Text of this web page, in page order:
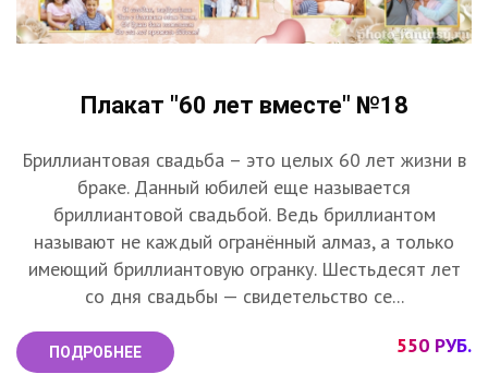
Плакат "60 лет вместе" №18
Бриллиантовая свадьба – это целых 60 лет жизни в
браке. Данный юбилей еще называется
бриллиантовой свадьбой. Ведь бриллиантом
называют не каждый огранённый алмаз, а только
имеющий бриллиантовую огранку. Шестьдесят лет
со дня свадьбы — свидетельство се...
ПОДРОБНЕЕ 550 РУБ.